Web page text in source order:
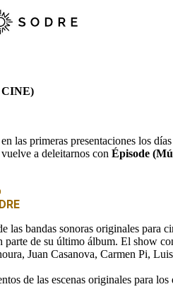
CINE)
las primeras presentaciones los
vuelve a deleitarnos con Épisode
las bandas sonoras originales para
parte de su último álbum. El show
Juan Casanova, Carmen Pi,
de las escenas originales para los